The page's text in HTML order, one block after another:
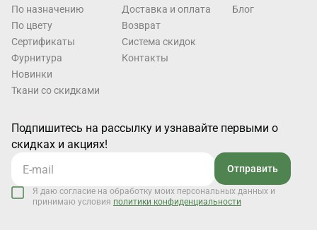
По назначению
По цвету
Cертификаты
Фурнитура
Новинки
Ткани со скидками
Доставка и оплата
Возврат
Система скидок
Контакты
Блог
Подпишитесь на рассылку и узнавайте первыми о
скидках и акциях!
Отправить
Я даю согласие на обработку моих персональных данных и
принимаю условия политики конфиденциальности